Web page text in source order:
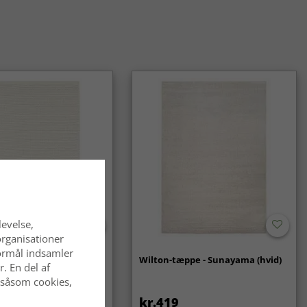
Coastal (creme) Wilton-tæppe - Sunayama (hvid)
kr.419
indsamler
En del af
cookies,